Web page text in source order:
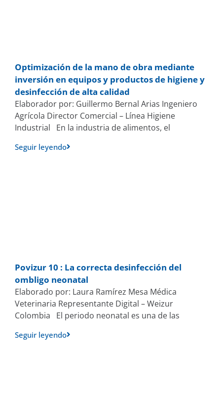
Optimización de la mano de obra mediante
inversión en equipos y productos de higiene y
desinfección de alta calidad
Elaborador por: Guillermo Bernal Arias Ingeniero
Agrícola Director Comercial – Línea Higiene
Industrial En la industria de alimentos, el
Seguir leyendo
Povizur 10 : La correcta desinfección del
ombligo neonatal
Elaborado por: Laura Ramírez Mesa Médica
Veterinaria Representante Digital – Weizur
Colombia El periodo neonatal es una de las
Seguir leyendo